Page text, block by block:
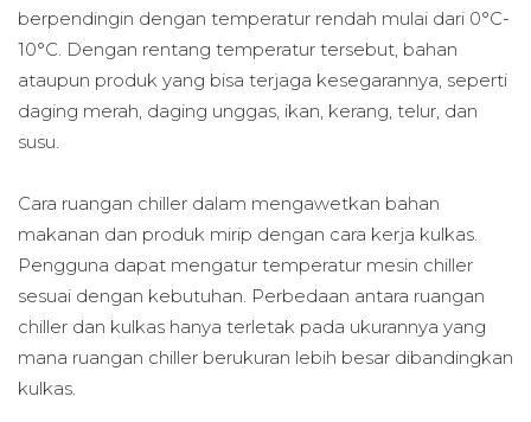
berpendingin dengan temperatur rendah mulai dari 0°C-
10°C. Dengan rentang temperatur tersebut, bahan
ataupun produk yang bisa terjaga kesegarannya, seperti
daging merah, daging unggas, ikan, kerang, telur, dan
susu.
Cara ruangan chiller dalam mengawetkan bahan
makanan dan produk mirip dengan cara kerja kulkas.
Pengguna dapat mengatur temperatur mesin chiller
sesuai dengan kebutuhan. Perbedaan antara ruangan
chiller dan kulkas hanya terletak pada ukurannya yang
mana ruangan chiller berukuran lebih besar dibandingkan
kulkas.